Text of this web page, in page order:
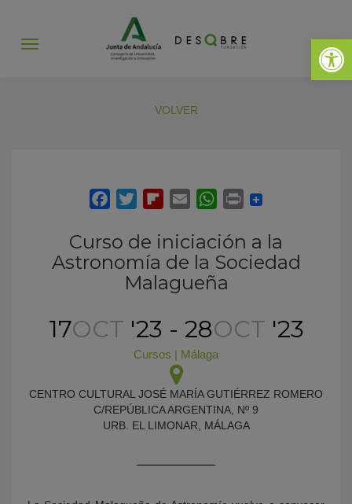
Abrir
Abrir
VOLVER
Curso de iniciación a la
Astronomía de la Sociedad
Malagueña
17OCT '23 - 28OCT '23
Cursos | Málaga
CENTRO CULTURAL JOSÉ MARÍA GUTIÉRREZ ROMERO
C/REPÚBLICA ARGENTINA, Nº 9
URB. EL LIMONAR, MÁLAGA